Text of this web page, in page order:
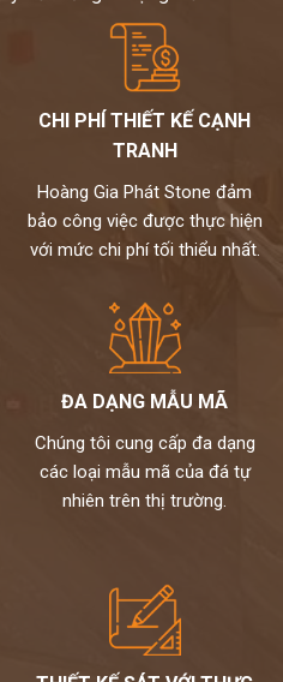
CHI PHÍ THIẾT KẾ CẠNH
TRANH
Hoàng Gia Phát Stone đảm
bảo công việc được thực hiện
với mức chi phí tối thiểu nhất.
ĐA DẠNG MẪU MÃ
Chúng tôi cung cấp đa dạng
các loại mẫu mã của đá tự
nhiên trên thị trường.